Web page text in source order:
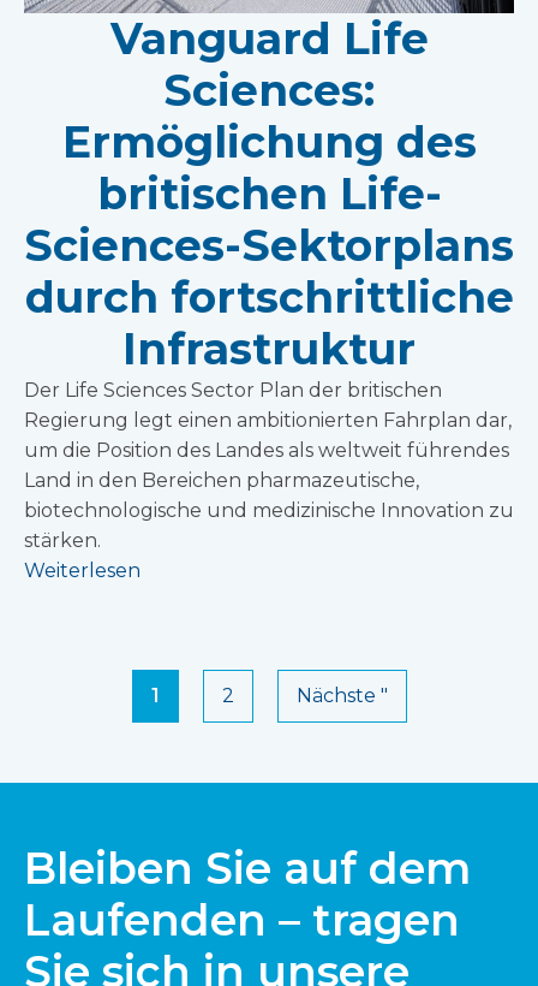
Vanguard Life
Sciences:
Ermöglichung des
britischen Life-
Sciences-Sektorplans
durch fortschrittliche
Infrastruktur
Der Life Sciences Sector Plan der britischen
Regierung legt einen ambitionierten Fahrplan dar,
um die Position des Landes als weltweit führendes
Land in den Bereichen pharmazeutische,
biotechnologische und medizinische Innovation zu
stärken.
Weiterlesen
1 2 Nächste "
Bleiben Sie auf dem
Laufenden – tragen
Sie sich in unsere